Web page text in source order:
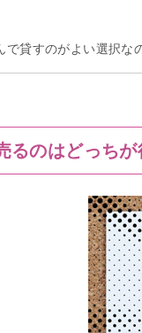
で貸すのがよい選択な
るのはどっちが